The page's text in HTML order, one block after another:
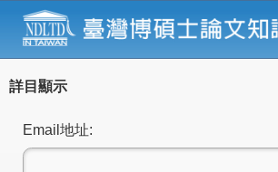
詳目顯示
Email地址: